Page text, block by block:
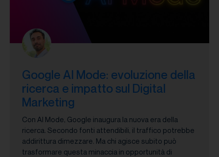
Google AI Mode: evoluzione della
ricerca e impatto sul Digital
Marketing
Con AI Mode, Google inaugura la nuova era della
ricerca. Secondo fonti attendibili, il traffico potrebbe
addirittura dimezzare. Ma chi agisce subito può
trasformare questa minaccia in opportunità di